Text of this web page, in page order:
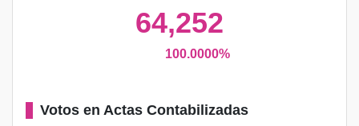
64,252
100.0000%
Votos en Actas Contabilizadas